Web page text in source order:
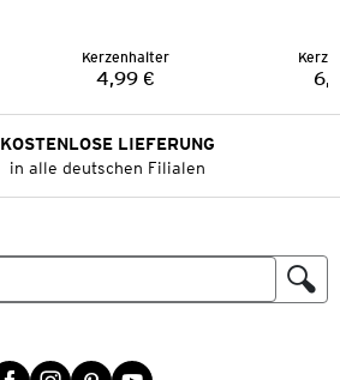
Kerzenhalter
Preis:
4,99 €
KOSTENLOSE LIEFERUNG
in alle deutschen Filialen